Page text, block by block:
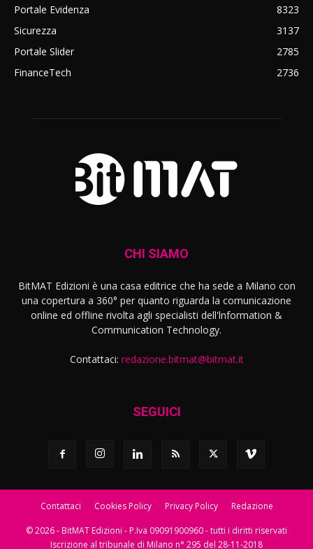
Portale Evidenza
8323
Sicurezza
3137
Portale Slider
2785
FinanceTech
2736
CHI SIAMO
BitMAT Edizioni è una casa editrice che ha sede a Milano con
una copertura a 360° per quanto riguarda la comunicazione
online ed offline rivolta agli specialisti dell'lnformation &
Communication Technology.
Contattaci: redazione.bitmat@bitmat.it
SEGUICI
Contattaci Cookies Policy Privacy Policy Redazione
© 2026 - BitMAT Edizioni - P.Iva 09091900960 - tutti i diritti riservati
Iscrizione al tribunale di Milano n° 295 del 28-11-2018